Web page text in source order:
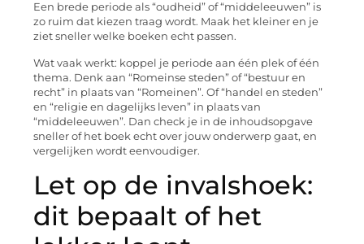
Een brede periode als “oudheid” of “middeleeuwen” is
zo ruim dat kiezen traag wordt. Maak het kleiner en je
ziet sneller welke boeken echt passen.
Wat vaak werkt: koppel je periode aan één plek of één
thema. Denk aan “Romeinse steden” of “bestuur en
recht” in plaats van “Romeinen”. Of “handel en steden”
en “religie en dagelijks leven” in plaats van
“middeleeuwen”. Dan check je in de inhoudsopgave
sneller of het boek echt over jouw onderwerp gaat, en
vergelijken wordt eenvoudiger.
Let op de invalshoek:
dit bepaalt of het